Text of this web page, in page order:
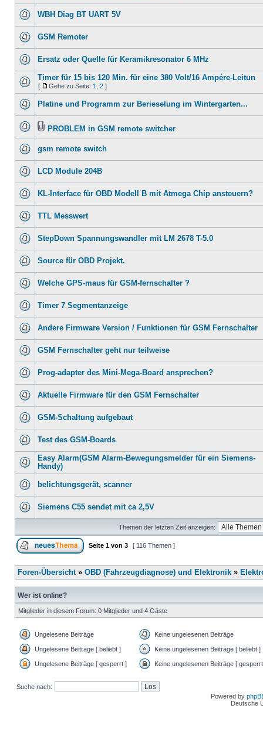
WBH Diag BT UART 5V
GSM Remoter
Ersatz oder Quelle für Keramikresonator 6 MHz
Timer für 15 bis 120 Min. für eine 380 Volt/16 Ampére-Leitun
[ Gehe zu Seite: 1 2 ]
Platine und Programm zur Berieselung im Wintergarten...
PROBLEM in GSM remote switcher
gsm remote switch
LCD Module 204B
KL-Interface für OBD Modell B mit Atmega Chip ansteuern?
TTL Messwert
StepDown Spannungswandler mit LM 2678 T-5.0
Source für OBD Projekt.
Welche GPS-maus für GSM-fernschalter ?
Timer 7 Segmentanzeige
Andere Firmware Version / Funktionen für GSM Fernschalter
GSM Fernschalter geht nur teilweise
Prog-adapter des Mini-Mega-Board ansprechen?
Aktuelle Firmware für den GSM Fernschalter
GSM-Schaltung aufgebaut
Test des GSM-Boards
Easy Alarm(GSM Alarm-Bewegungsmelder für ein Siemens-
Handy)
belichtungsgerät, scanner
Siemens C55 sendet mit ca 2,5V
Themen der letzten Zeit anzeigen:
Seite 1 von 3 [ 116 Themen ]
Foren-Übersicht» OBD (Fahrzeugdiagnose) und Elektronik »
Wer ist online?
Mitglieder in diesem Forum: 0 Mitglieder und 4 Gäste
Ungelesene Beiträge Keine ungelesenen Beiträge
Ungelesene Beiträge [ beliebt ] Keine ungelesenen Beiträge [ beliebt ]
Ungelesene Beiträge [ gesperrt ] Keine ungelesenen Beiträge [
Suche nach:
Powered by
Deutsche